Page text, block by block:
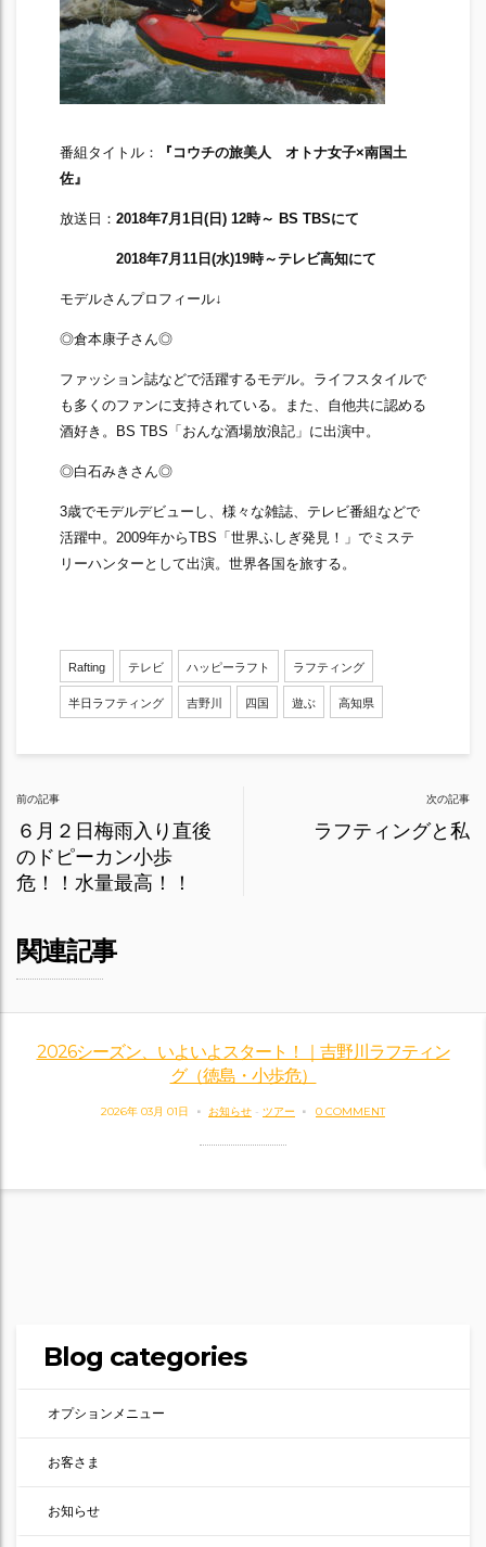
番組タイトル：
『コウチの旅美人 オトナ女子×南国土
佐』
放送日： 2018年7月1日(日) 12時～ BS TBSにて
2018年7月11日(水)19時～テレビ高知にて
モデルさんプロフィール↓
◎倉本康子さん◎
ファッション誌などで活躍するモデル。ライフスタイルで
も多くのファンに支持されている。また、自他共に認める
酒好き。BS TBS「おんな酒場放浪記」に出演中。
◎白石みきさん◎
3歳でモデルデビューし、様々な雑誌、テレビ番組などで
活躍中。2009年からTBS「世界ふしぎ発見！」でミステ
リーハンターとして出演。世界各国を旅する。
Rafting テレビ ハッピーラフト ラフティング
半日ラフティング 吉野川 四国 遊ぶ 高知県
Post
navigation
前の記事
６月２日梅雨入り直後
のドピーカン小歩
危！！水量最高！！
次の記事
ラフティングと私
関連記事
2026シーズン、いよいよスタート！｜吉野川ラフティン
グ（徳島・小歩危）
2026年 03月 01日 お知らせ - ツアー 0 COMMENT
Blog categories
オプションメニュー
お客さま
お知らせ